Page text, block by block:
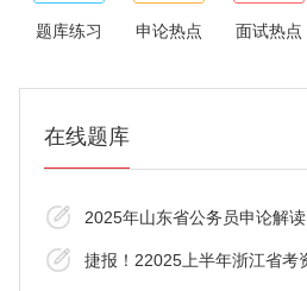
题库练习 申论热点 面试热点
在线题库
2025年山东省公务员申论解读